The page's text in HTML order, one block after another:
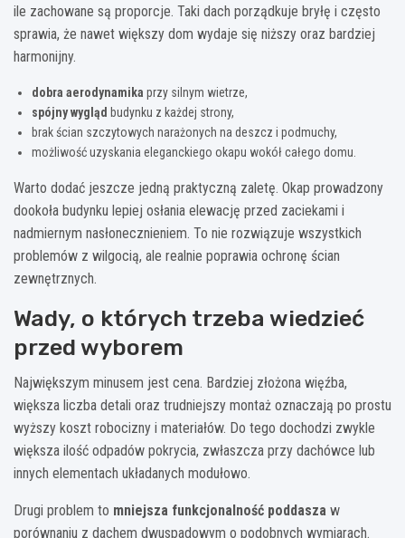
ile zachowane są proporcje. Taki dach porządkuje bryłę i często
sprawia, że nawet większy dom wydaje się niższy oraz bardziej
harmonijny.
dobra aerodynamika przy silnym wietrze,
spójny wygląd budynku z każdej strony,
brak ścian szczytowych narażonych na deszcz i podmuchy,
możliwość uzyskania eleganckiego okapu wokół całego domu.
Warto dodać jeszcze jedną praktyczną zaletę. Okap prowadzony
dookoła budynku lepiej osłania elewację przed zaciekami i
nadmiernym nasłonecznieniem. To nie rozwiązuje wszystkich
problemów z wilgocią, ale realnie poprawia ochronę ścian
zewnętrznych.
Wady, o których trzeba wiedzieć
przed wyborem
Największym minusem jest cena. Bardziej złożona więźba,
większa liczba detali oraz trudniejszy montaż oznaczają po prostu
wyższy koszt robocizny i materiałów. Do tego dochodzi zwykle
większa ilość odpadów pokrycia, zwłaszcza przy dachówce lub
innych elementach układanych modułowo.
Drugi problem to mniejsza funkcjonalność poddasza w
porównaniu z dachem dwuspadowym o podobnych wymiarach.